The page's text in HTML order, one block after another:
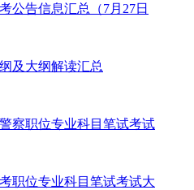
公告信息汇总（7月27日
及大纲解读汇总
察职位专业科目笔试考试
职位专业科目笔试考试大